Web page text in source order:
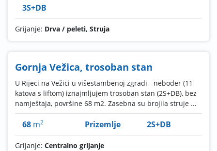
3S+DB
Grijanje: Drva / peleti, Struja
Gornja Vežica, trosoban stan
U Rijeci na Vežici u višestambenoj zgradi - neboder (11
katova s liftom) iznajmljujem trosoban stan (2S+DB), bez
namještaja, površine 68 m2. Zasebna su brojila struje ...
68 m2 Prizemlje 2S+DB
Grijanje: Centralno grijanje